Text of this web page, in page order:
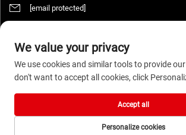
[email protected]
Urheberrecht © 2026 WENZHOU DAQUAN
vorbehalten.
We value your privacy
We use cookies and similar tools to provide
don't want to accept all cookies, click
Personalize cookies
Accept all